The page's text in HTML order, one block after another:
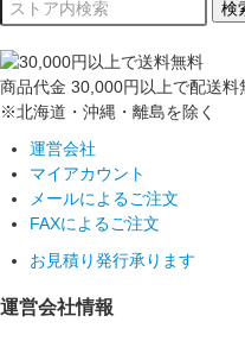
商品代金 30,000円以上で配送料
※北海道・沖縄・離島を除く
運営会社
マイアカウント
メールによるご注文
FAXによるご注文
お見積り発行承ります
運営会社情報